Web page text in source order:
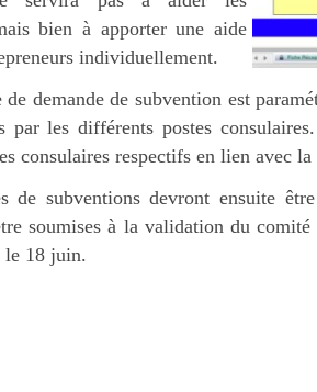
bien à apporter une aide
individuellement.
demande de subvention est
par les différents postes
consulaires respectifs en lien avec
de subventions devront ensuite
soumises à la validation du
le 18 juin.